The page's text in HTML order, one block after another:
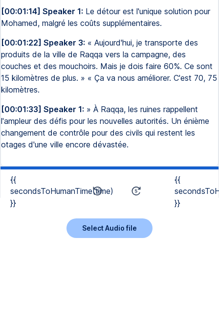
[00:01:14] Speaker 1: Le détour est l'unique solution pour
Mohamed, malgré les coûts supplémentaires.
[00:01:22] Speaker 3: « Aujourd'hui, je transporte des
produits de la ville de Raqqa vers la campagne, des
couches et des mouchoirs. Mais je dois faire 60%. Ce sont
15 kilomètres de plus. » « Ça va nous améliorer. C'est 70, 75
kilomètres.
[00:01:33] Speaker 1: » À Raqqa, les ruines rappellent
l'ampleur des défis pour les nouvelles autorités. Un énième
changement de contrôle pour des civils qui restent les
otages d'une ville encore dévastée.
{{
secondsToHumanTime(time)
}}
{{
}}
Select Audio file